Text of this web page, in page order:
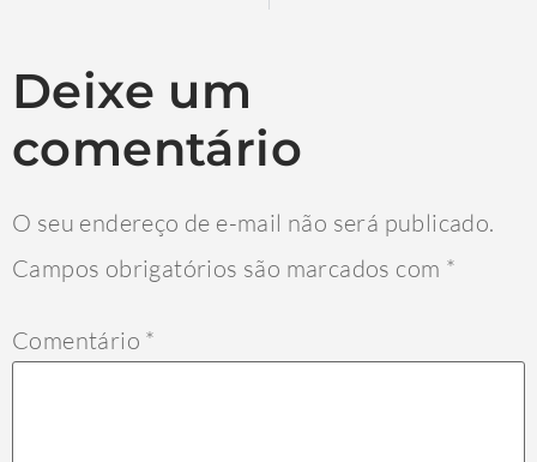
Deixe um
comentário
O seu endereço de e-mail não será publicado.
Campos obrigatórios são marcados com *
Comentário *